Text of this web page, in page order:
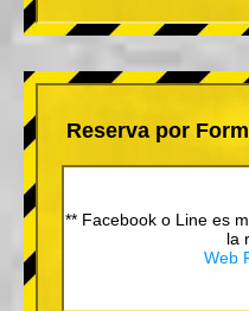
Reserva por
** Facebook o Line es
la
Web